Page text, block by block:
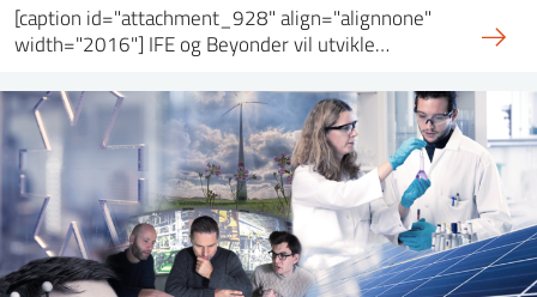
[caption id="attachment_928" align="alignnone"
width="2016"] IFE og Beyonder vil utvikle…